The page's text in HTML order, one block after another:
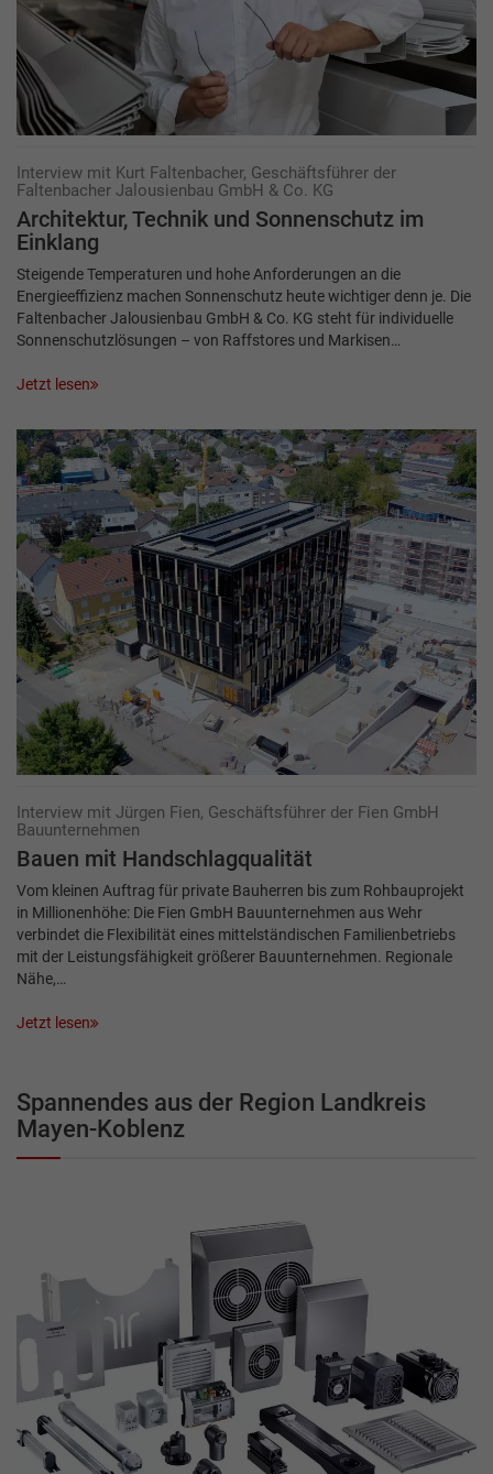
Interview mit Kurt Faltenbacher, Geschäftsführer der
Faltenbacher Jalousienbau GmbH & Co. KG
Architektur, Technik und Sonnenschutz im
Einklang
Steigende Temperaturen und hohe Anforderungen an die
Energieeffizienz machen Sonnenschutz heute wichtiger denn je. Die
Faltenbacher Jalousienbau GmbH & Co. KG steht für individuelle
Sonnenschutzlösungen – von Raffstores und Markisen…
Jetzt lesen
Interview mit Jürgen Fien, Geschäftsführer der Fien GmbH
Bauunternehmen
Bauen mit Handschlagqualität
Vom kleinen Auftrag für private Bauherren bis zum Rohbauprojekt
in Millionenhöhe: Die Fien GmbH Bauunternehmen aus Wehr
verbindet die Flexibilität eines mittelständischen Familienbetriebs
mit der Leistungsfähigkeit größerer Bauunternehmen. Regionale
Nähe,…
Jetzt lesen
Spannendes aus der Region Landkreis
Mayen-Koblenz